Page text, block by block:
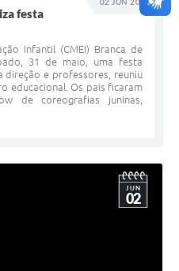
festa
Infantil (CMEI) Branca de
31 de maio, uma festa
direção e professores, reuniu
educacional. Os pais ficaram
de coreografias juninas,
JUN
02